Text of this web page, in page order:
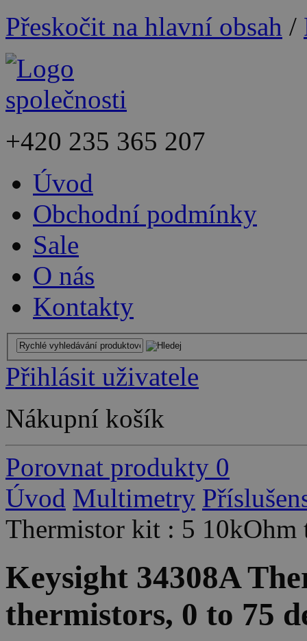
Přeskočit na hlavní obsah /
+420 235 365 207
Úvod
Obchodní podmínky
Sale
O nás
Kontakty
Přihlásit uživatele
Nákupní košík
Porovnat produkty 0
Úvod Multimetry
Thermistor kit : 5 10kOhm
Keysight 34308A
thermistors, 0 to 75